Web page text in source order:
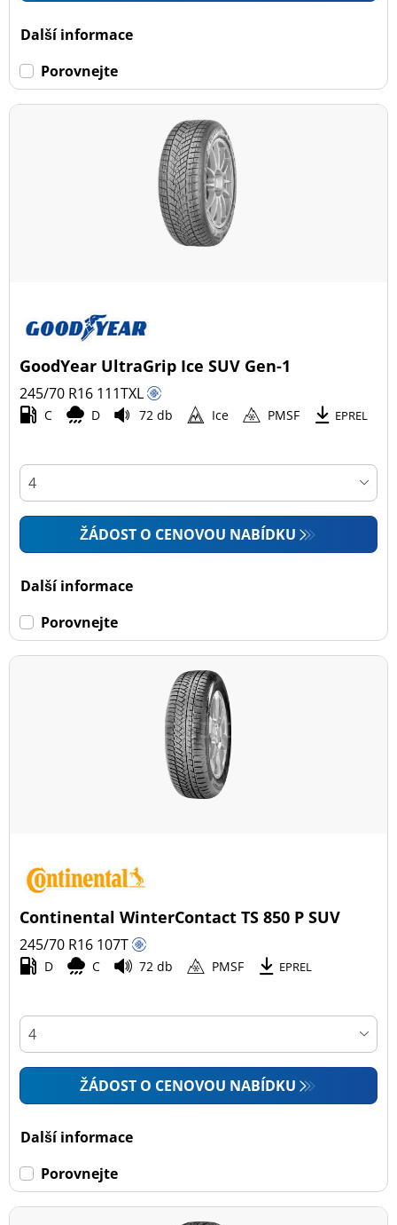
Další informace
Porovnejte
GoodYear UltraGrip Ice SUV Gen-1
245/70 R16 111TXL
C D 72 db Ice PMSF EPREL
ŽÁDOST O CENOVOU NABÍDKU
Další informace
Porovnejte
Continental WinterContact TS 850 P SUV
245/70 R16 107T
D C 72 db PMSF EPREL
ŽÁDOST O CENOVOU NABÍDKU
Další informace
Porovnejte